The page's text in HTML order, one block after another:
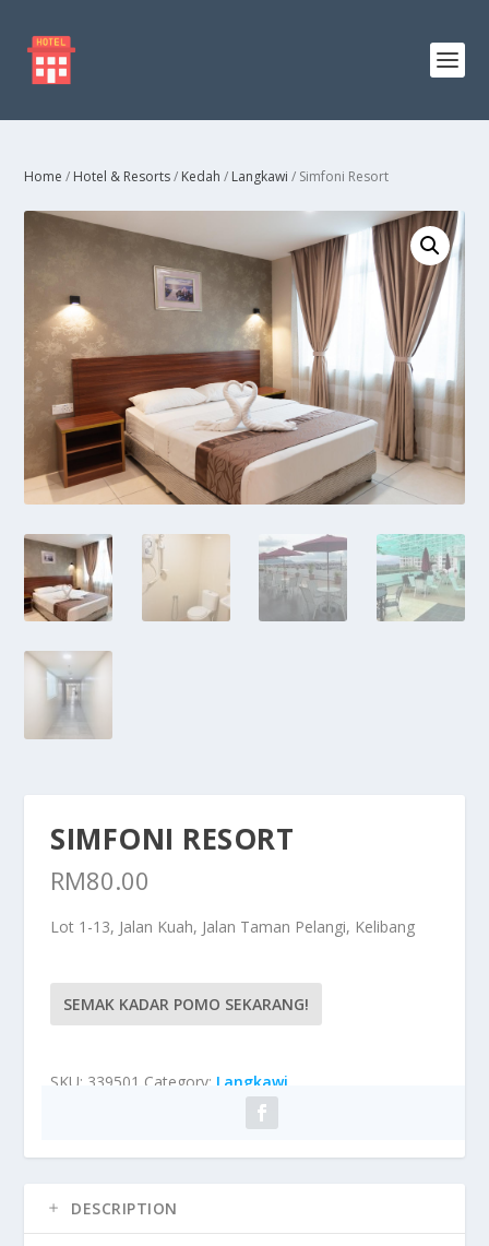
Home / Hotel & Resorts/ Kedah / Langkawi / Simfoni Resort
SIMFONI RESORT
RM80.00
Lot 1-13, Jalan Kuah, Jalan Taman Pelangi, Kelibang
SEMAK KADAR POMO SEKARANG!
SKU: 339501 Category: Langkawi
DESCRIPTION